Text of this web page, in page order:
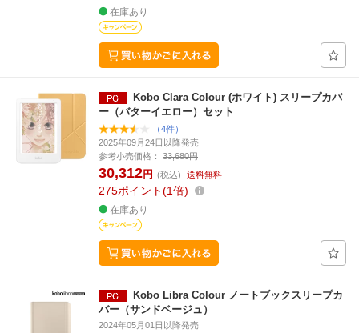
在庫あり
Kobo Clara Colour (ホワイト) スリープカバ
ー（バターイエロー）セット
（4件）
2025年09月24日以降発売
参考小売価格：
33,680円
30,312円 (税込) 送料無料
275ポイント 1倍
在庫あり
Kobo Libra Colour ノートブックスリープカ
バー（サンドベージュ）
2024年05月01日以降発売